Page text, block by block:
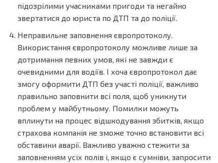
підозрілими учасниками пригоди та негайно
звертатися до юриста по ДТП та до поліції.
Неправильне заповнення європротоколу.
Використання європротоколу можливе лише за
дотримання певних умов, які не завжди є
очевидними для водіїв. І хоча європротокол дає
змогу оформити ДТП без участі поліції, важливо
правильно заповнити всі поля, щоб уникнути
проблем у майбутньому. Помилки можуть
вплинути на процес відшкодування збитків, якщо
страхова компанія не зможе точно встановити всі
обставини аварії. Важливо уважно стежити за
заповненням усіх полів і, якщо є сумніви, запросити